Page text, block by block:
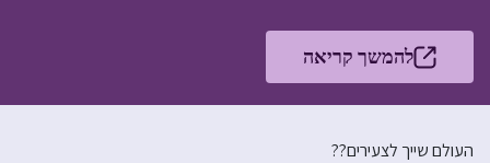
להמשך קריאה
העולם שייך לצעירים??